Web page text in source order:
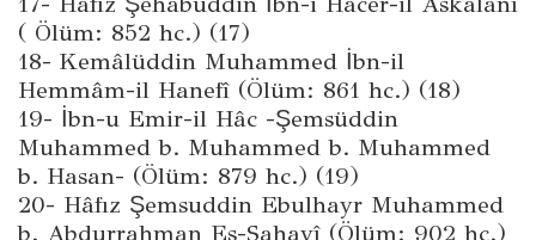
( Ölüm: 852 hc.) (17)
18- Kemâlüddin Muhammed İbn-il
Hemmâm-il Hanefî (Ölüm: 861 hc.) (18)
19- İbn-u Emir-il Hâc -Şemsüddin
Muhammed b. Muhammed b. Muhammed
b. Hasan- (Ölüm: 879 hc.) (19)
20- Hâfız Şemsuddin Ebulhayr Muhammed
b. Abdurrahman Es-Sahavî (Ölüm: 902 hc.)